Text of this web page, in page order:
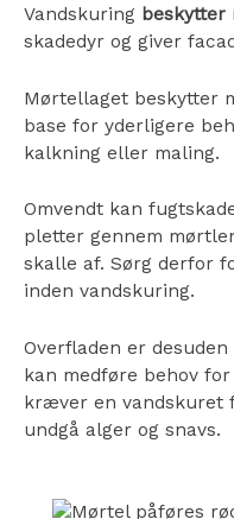
Vandskuring
skadedyr og giver
Mørtellaget beskytter
base for yderligere
kalkning eller maling.
Omvendt kan f
pletter gennem
skalle af. Sørg derfor
inden vandskuring.
Overfladen er
kan medføre behov
kræver en vandskuret
undgå alger og snavs.